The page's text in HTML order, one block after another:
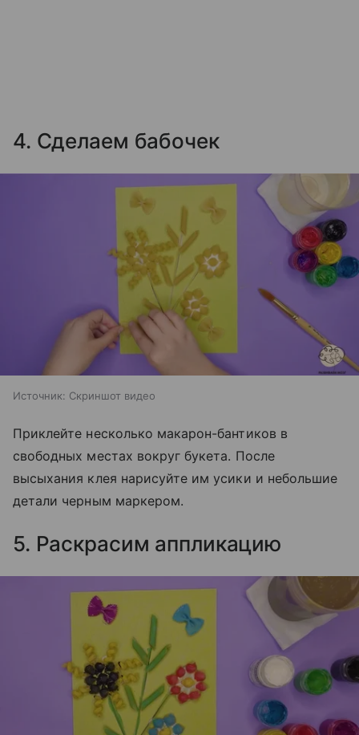
4. Сделаем бабочек
Источник: Скриншот видео
Приклейте несколько макарон-бантиков в
свободных местах вокруг букета. После
высыхания клея нарисуйте им усики и небольшие
детали черным маркером.
5. Раскрасим аппликацию